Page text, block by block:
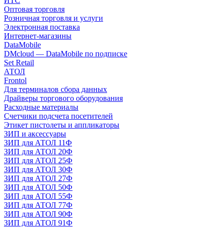
Оптовая торговля
Розничная торговля и услуги
Электронная поставка
Интернет-магазины
DataMobile
DMcloud — DataMobile по подписке
Set Retail
АТОЛ
Frontol
Для терминалов сбора данных
Драйверы торгового оборудования
Расходные материалы
Счетчики подсчета посетителей
Этикет пистолеты и аппликаторы
ЗИП и аксессуары
ЗИП для АТОЛ 11Ф
ЗИП для АТОЛ 20Ф
ЗИП для АТОЛ 25Ф
ЗИП для АТОЛ 30Ф
ЗИП для АТОЛ 27Ф
ЗИП для АТОЛ 50Ф
ЗИП для АТОЛ 55Ф
ЗИП для АТОЛ 77Ф
ЗИП для АТОЛ 90Ф
ЗИП для АТОЛ 91Ф